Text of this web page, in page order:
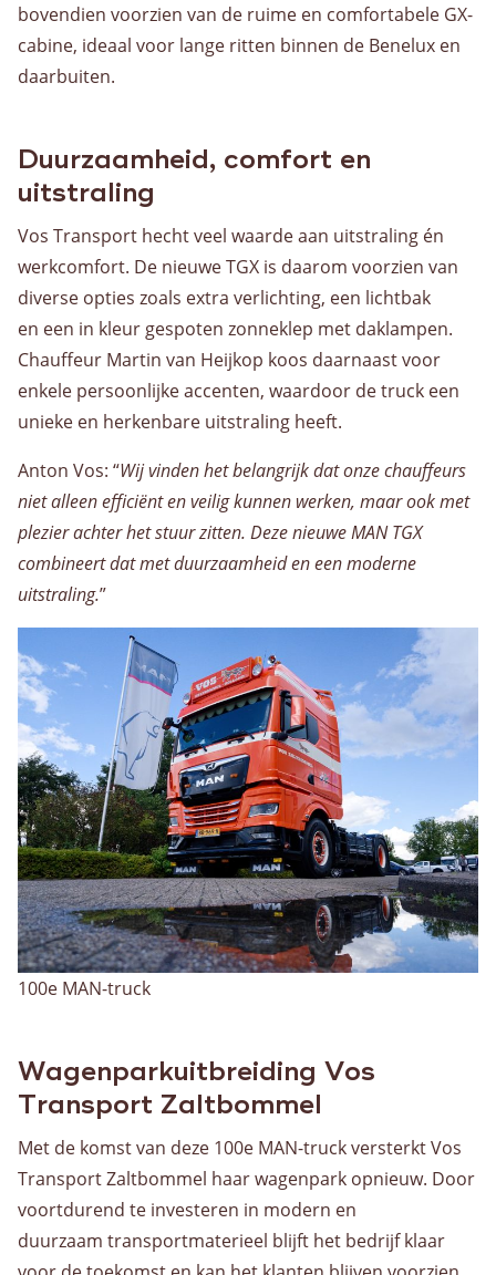
bovendien voorzien van de ruime en comfortabele GX-
cabine, ideaal voor lange ritten binnen de Benelux en
daarbuiten.
Duurzaamheid, comfort en
uitstraling
Vos Transport hecht veel waarde aan uitstraling én
werkcomfort. De nieuwe TGX is daarom voorzien van
diverse opties zoals extra verlichting, een lichtbak
en een in kleur gespoten zonneklep met daklampen.
Chauffeur Martin van Heijkop koos daarnaast voor
enkele persoonlijke accenten, waardoor de truck een
unieke en herkenbare uitstraling heeft.
Anton Vos: “Wij vinden het belangrijk dat onze chauffeurs
niet alleen efficiënt en veilig kunnen werken, maar ook met
plezier achter het stuur zitten. Deze nieuwe MAN TGX
combineert dat met duurzaamheid en een moderne
uitstraling.”
100e MAN-truck
Wagenparkuitbreiding Vos
Transport Zaltbommel
Met de komst van deze 100e MAN-truck versterkt Vos
Transport Zaltbommel haar wagenpark opnieuw. Door
voortdurend te investeren in modern en
duurzaam transportmaterieel blijft het bedrijf klaar